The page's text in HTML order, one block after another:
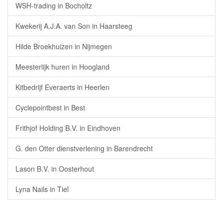
WSH-trading in Bocholtz
Kwekerij A.J.A. van Son in Haarsteeg
Hilde Broekhuizen in Nijmegen
Meesterlijk huren in Hoogland
Kitbedrijf Everaerts in Heerlen
Cyclepointbest in Best
Frithjof Holding B.V. in Eindhoven
G. den Otter dienstverlening in Barendrecht
Lason B.V. in Oosterhout
Lyna Nails in Tiel